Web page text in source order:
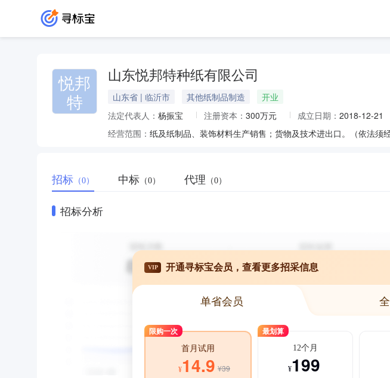
悦邦
特
山东悦邦特种纸有限公司
山东省 | 临沂市 其他纸制品制造
开业
法定代表人： 杨振宝 注册资本： 300万元 成立日期： 2018-12-21
经营范围： 纸及纸制品、装饰材料生产销售；货物及技术进出口。（依法须
招标 （0） 中标 （0） 代理 （0）
招标分析
VIP 开通寻标宝会员，查看更多招采信息
单省会员
限购一次
首月试用
¥14.9 ¥39
最划算
12个月
¥199